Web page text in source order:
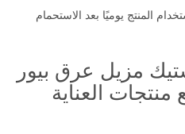
المنتج يوميًا بعد الاستحمام
مزيل عرق بيور
جم مع منتجات العناية